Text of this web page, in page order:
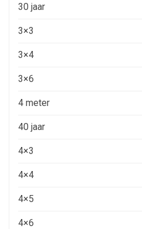
30 jaar
3×3
3×4
3×6
4 meter
40 jaar
4×3
4×4
4×5
4×6